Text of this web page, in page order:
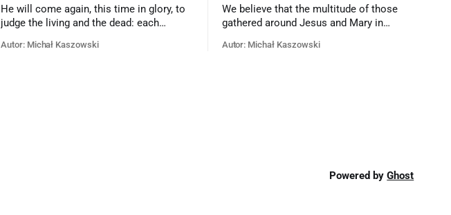
He will come again, this time in glory, to
judge the living and the dead: each
responded to the love and piety of God
Autor: Michał Kaszowski
We believe that the multitude of those
gathered around Jesus and Mary in
where in eternal beatitude they see God
Autor: Michał Kaszowski
Powered byGhost